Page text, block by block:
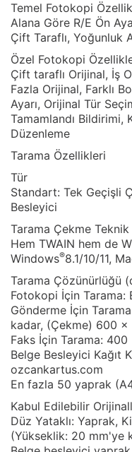
Temel Fotokopi
Alana Göre R/E Ön
Çift Taraflı, Yoğunluk
Özel Fotokopi
Çift taraflı Orijinal, İş
Fazla Orijinal, Farklı
Ayarı, Orijinal Tür
Tamamlandı Bildirimi,
Düzenleme
Tarama Özellikleri
Tür
Standart: Tek Geçişli
Besleyici
Tarama Çekme
Hem TWAIN hem de
Windows®8.1/10/11,
Tarama Çözünürlüğü
Fotokopi İçin
Gönderme İçin
kadar, (Çekme) 600
Faks İçin Tarama:
Belge Besleyici Kağıt
ozcankartus.com
En fazla 50 yaprak
Kabul Edilebilir
Düz Yataklı: Yaprak,
(Yükseklik: 20 mm'ye